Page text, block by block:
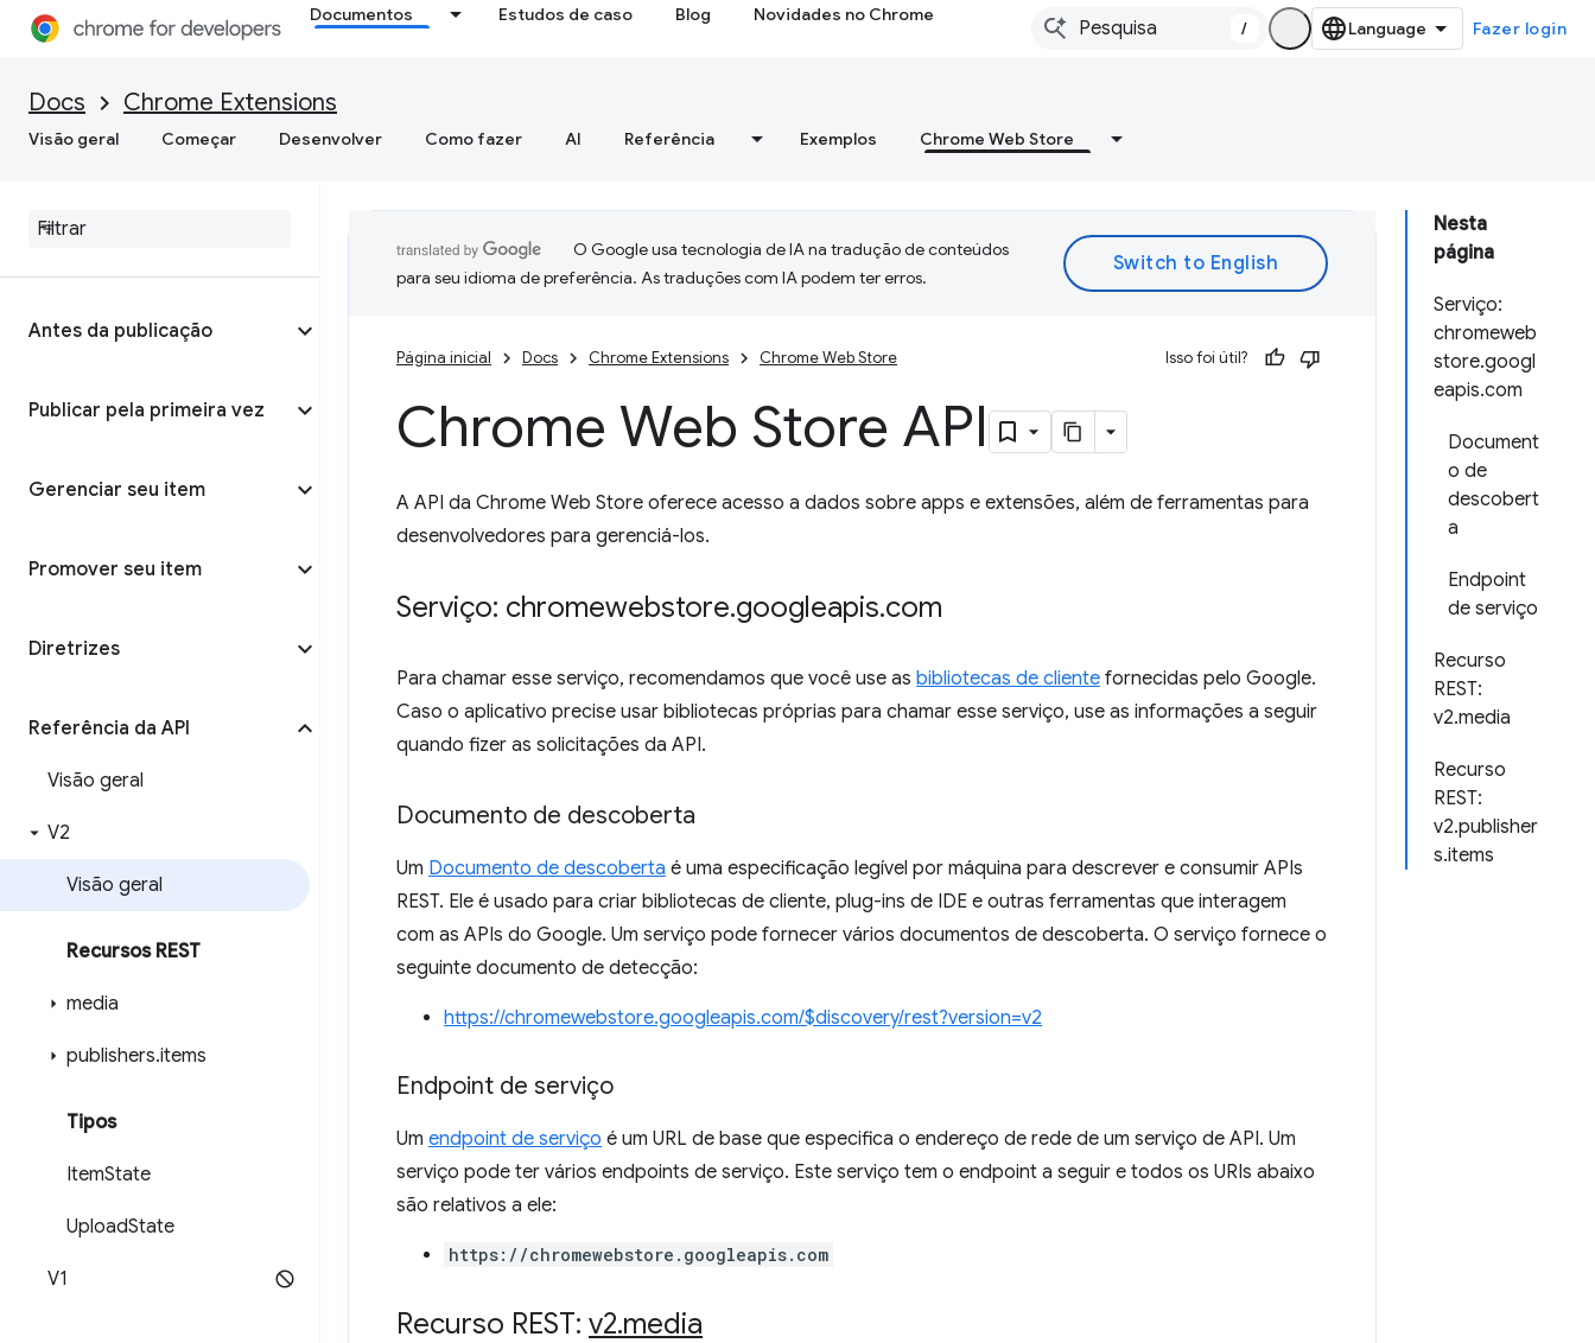
Documentos Estudos de caso Blog Novidades no Chrome
/ Fazer login
Docs Chrome Extensions
Visão geral Começar Desenvolver Como fazer AI Referência Exemplos Chrome Web Store
Antes da publicação
Publicar pela primeira vez
Gerenciar seu item
Promover seu item
Diretrizes
Referência da API
Visão geral
V2
Visão geral
Recursos REST
media
publishers.items
Tipos
ItemState
UploadState
V1
Nesta
página
Serviço:
chromeweb
store.googl
eapis.com
Document
o de
descobert
a
Endpoint
de serviço
Recurso
REST:
v2.media
Recurso
REST:
v2.publisher
s.items
O Google usa tecnologia de IA na tradução de conteúdos
para seu idioma de preferência. As traduções com IA podem ter erros.
Página inicial Docs Chrome Extensions Chrome Web Store Isso foi útil?
Chrome Web Store API
A API da Chrome Web Store oferece acesso a dados sobre apps e extensões, além de ferramentas para
desenvolvedores para gerenciá-los.
Serviço: chromewebstore.googleapis.com
Para chamar esse serviço, recomendamos que você use as bibliotecas de cliente fornecidas pelo Google.
Caso o aplicativo precise usar bibliotecas próprias para chamar esse serviço, use as informações a seguir
quando fizer as solicitações da API.
Documento de descoberta
Um Documento de descoberta é uma especificação legível por máquina para descrever e consumir APIs
REST. Ele é usado para criar bibliotecas de cliente, plug-ins de IDE e outras ferramentas que interagem
com as APIs do Google. Um serviço pode fornecer vários documentos de descoberta. O serviço fornece o
seguinte documento de detecção:
https://chromewebstore.googleapis.com/$discovery/rest?version=v2
Endpoint de serviço
Um endpoint de serviço é um URL de base que especifica o endereço de rede de um serviço de API. Um
serviço pode ter vários endpoints de serviço. Este serviço tem o endpoint a seguir e todos os URIs abaixo
são relativos a ele:
https://chromewebstore.googleapis.com
Recurso REST: v2.media